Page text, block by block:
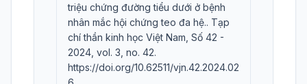
triệu chứng đường tiểu dưới ở bệnh
nhân mắc hội chứng teo đa hệ.. Tạp
chí thần kinh học Việt Nam, Số 42 -
2024, vol. 3, no. 42.
https://doi.org/10.62511/vjn.42.2024.02